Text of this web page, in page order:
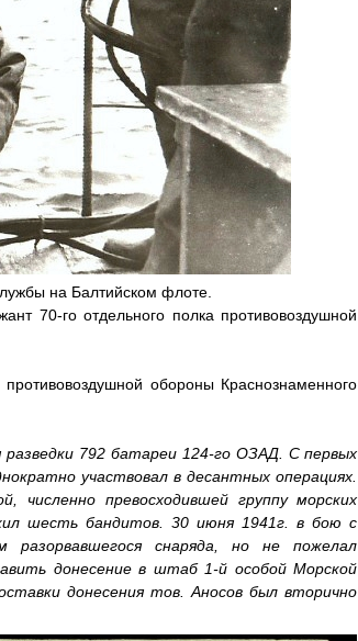
на Балтийском флоте.
70-го отдельного полка противовоздушной
обороны Краснознаменного
792 батареи 124-го ОЗАД. С первых
участвовал в десантных операциях.
превосходившей группу морских
шесть бандитов. 30 июня 1941г. в бою с
снаряда, но не пожелал
донесение в штаб 1-й особой Морской
донесения тов. Аносов был вторично